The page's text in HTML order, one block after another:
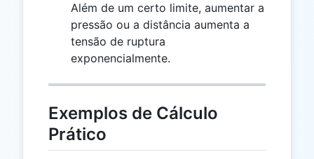
Além de um certo limite, aumentar a
pressão ou a distância aumenta a
tensão de ruptura
exponencialmente.
Exemplos de Cálculo
Prático